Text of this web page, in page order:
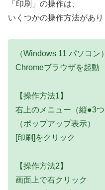
「印刷」の操作は、
いくつかの操作方法があり
（Windows 11 パソコン）
Chromeブラウザを起動
【操作方法1】
右上のメニュー（縦●3
（ポップアップ表示）
[印刷]をクリック
【操作方法2】
画面上で右クリック